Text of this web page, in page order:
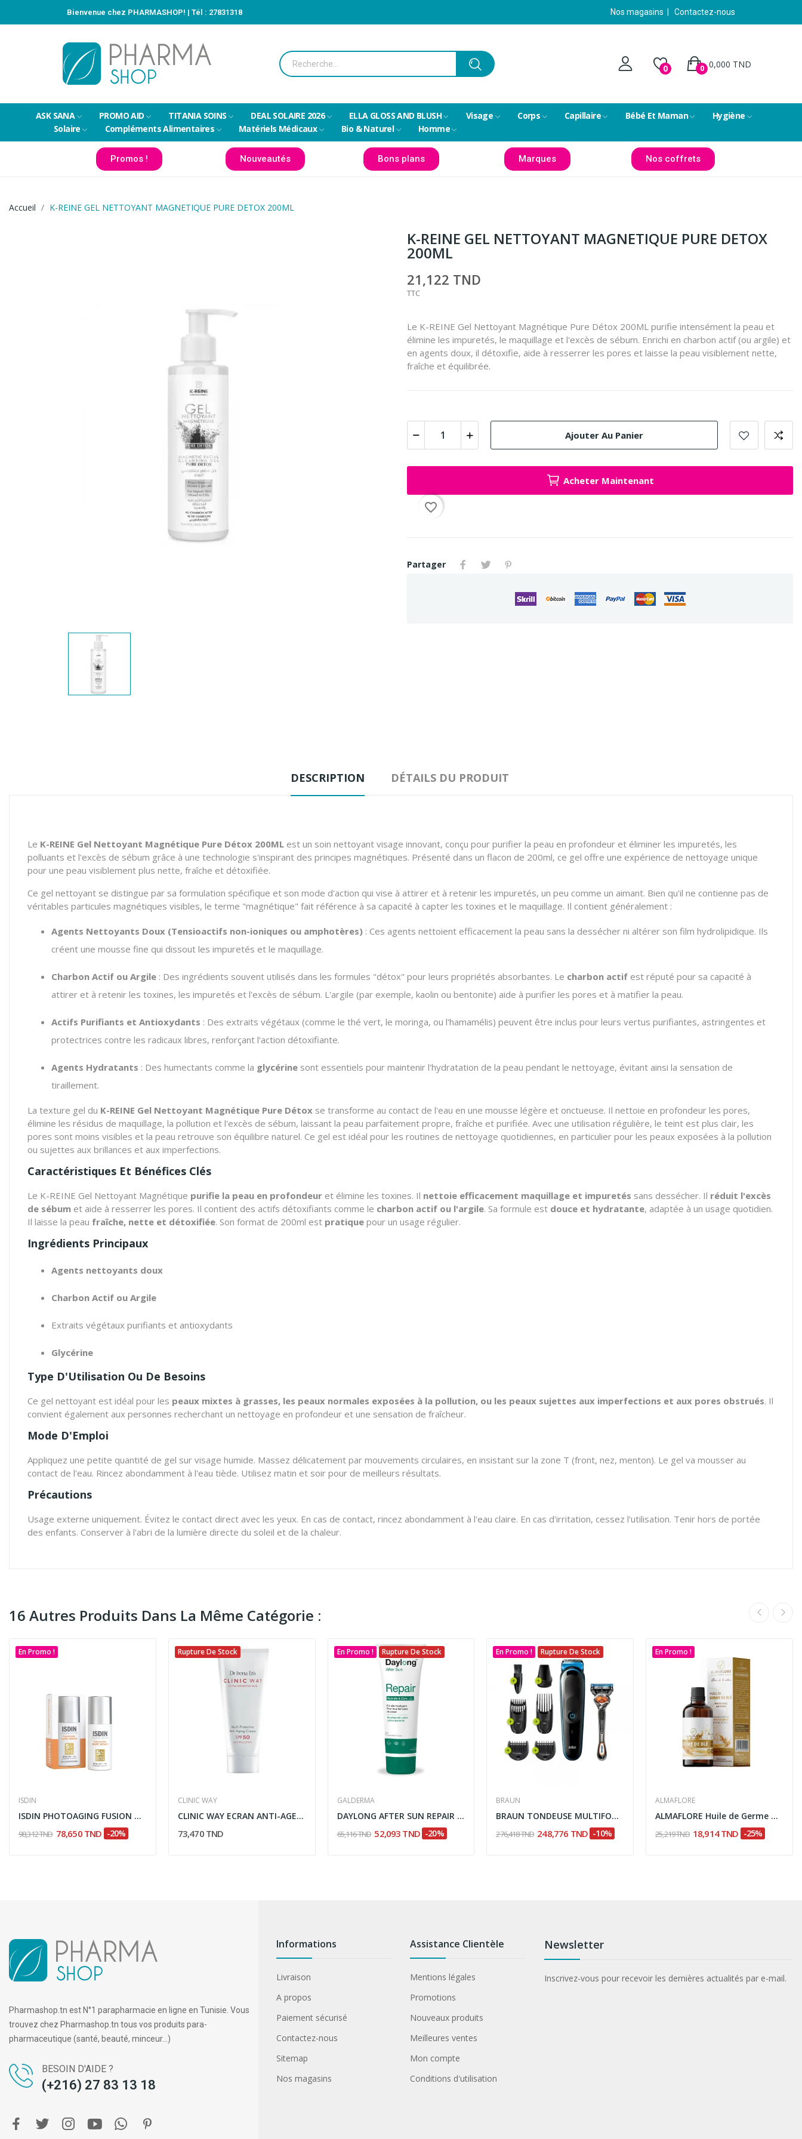
Bienvenue chez PHARMASHOP! | Tél : 27831318 Nos magasins Contactez-nous
0 0,000 TND
0
ASK SANA PROMO AID TITANIA SOINS DEAL SOLAIRE 2026 ELLA GLOSS AND BLUSH Visage Corps Capillaire Bébé Et Maman
Hygiène
Solaire
Compléments Alimentaires Matériels Médicaux Bio & Naturel Homme
Promos ! Nouveautés Bons plans Marques Nos coffrets
Accueil K-REINE GEL NETTOYANT MAGNETIQUE PURE DETOX 200ML
K-REINE GEL NETTOYANT MAGNETIQUE PURE DETOX
200ML
21,122 TND
TTC
Le K-REINE Gel Nettoyant Magnétique Pure Détox 200ML purifie intensément la peau et
élimine les impuretés, le maquillage et l'excès de sébum. Enrichi en charbon actif (ou argile) et
en agents doux, il détoxifie, aide à resserrer les pores et laisse la peau visiblement nette,
fraîche et équilibrée.
Ajouter Au Panier
Acheter Maintenant
favorite_border
Partager
DESCRIPTION DÉTAILS DU PRODUIT
Le K-REINE Gel Nettoyant Magnétique Pure Détox 200ML est un soin nettoyant visage innovant, conçu pour purifier la peau en profondeur et éliminer les impuretés, les
polluants et l'excès de sébum grâce à une technologie s'inspirant des principes magnétiques. Présenté dans un flacon de 200ml, ce gel offre une expérience de nettoyage unique
pour une peau visiblement plus nette, fraîche et détoxifiée.
Ce gel nettoyant se distingue par sa formulation spécifique et son mode d'action qui vise à attirer et à retenir les impuretés, un peu comme un aimant. Bien qu'il ne contienne pas de
véritables particules magnétiques visibles, le terme "magnétique" fait référence à sa capacité à capter les toxines et le maquillage. Il contient généralement :
Agents Nettoyants Doux (Tensioactifs non-ioniques ou amphotères) : Ces agents nettoient efficacement la peau sans la dessécher ni altérer son film hydrolipidique. Ils
créent une mousse fine qui dissout les impuretés et le maquillage.
Charbon Actif ou Argile : Des ingrédients souvent utilisés dans les formules "détox" pour leurs propriétés absorbantes. Le charbon actif est réputé pour sa capacité à
attirer et à retenir les toxines, les impuretés et l'excès de sébum. L'argile (par exemple, kaolin ou bentonite) aide à purifier les pores et à matifier la peau.
Actifs Purifiants et Antioxydants : Des extraits végétaux (comme le thé vert, le moringa, ou l'hamamélis) peuvent être inclus pour leurs vertus purifiantes, astringentes et
protectrices contre les radicaux libres, renforçant l'action détoxifiante.
Agents Hydratants : Des humectants comme la glycérine sont essentiels pour maintenir l'hydratation de la peau pendant le nettoyage, évitant ainsi la sensation de
tiraillement.
La texture gel du K-REINE Gel Nettoyant Magnétique Pure Détox se transforme au contact de l'eau en une mousse légère et onctueuse. Il nettoie en profondeur les pores,
élimine les résidus de maquillage, la pollution et l'excès de sébum, laissant la peau parfaitement propre, fraîche et purifiée. Avec une utilisation régulière, le teint est plus clair, les
pores sont moins visibles et la peau retrouve son équilibre naturel. Ce gel est idéal pour les routines de nettoyage quotidiennes, en particulier pour les peaux exposées à la pollution
ou sujettes aux brillances et aux imperfections.
Caractéristiques Et Bénéfices Clés
Le K-REINE Gel Nettoyant Magnétique purifie la peau en profondeur et élimine les toxines. Il nettoie efficacement maquillage et impuretés sans dessécher. Il réduit l'excès
de sébum et aide à resserrer les pores. Il contient des actifs détoxifiants comme le charbon actif ou l'argile. Sa formule est douce et hydratante, adaptée à un usage quotidien.
Il laisse la peau fraîche, nette et détoxifiée. Son format de 200ml est pratique pour un usage régulier.
Ingrédients Principaux
Agents nettoyants doux
Charbon Actif ou Argile
Extraits végétaux purifiants et antioxydants
Glycérine
Type D'Utilisation Ou De Besoins
Ce gel nettoyant est idéal pour les peaux mixtes à grasses, les peaux normales exposées à la pollution, ou les peaux sujettes aux imperfections et aux pores obstrués. Il
convient également aux personnes recherchant un nettoyage en profondeur et une sensation de fraîcheur.
Mode D'Emploi
Appliquez une petite quantité de gel sur visage humide. Massez délicatement par mouvements circulaires, en insistant sur la zone T (front, nez, menton). Le gel va mousser au
contact de l'eau. Rincez abondamment à l'eau tiède. Utilisez matin et soir pour de meilleurs résultats.
Précautions
Usage externe uniquement. Évitez le contact direct avec les yeux. En cas de contact, rincez abondamment à l'eau claire. En cas d'irritation, cessez l'utilisation. Tenir hors de portée
des enfants. Conserver à l'abri de la lumière directe du soleil et de la chaleur.
16 Autres Produits Dans La Même Catégorie :
En Promo !
ISDIN
ISDIN PHOTOAGING FUSION WATER MAGIC REPAIR...
98,312 TND 78,650 TND -20%
Rupture De Stock
CLINIC WAY
CLINIC WAY ECRAN ANTI-AGE SPF 50 ANTI POLLUTION...
73,470 TND
En Promo ! Rupture De Stock
GALDERMA
DAYLONG AFTER SUN REPAIR 100ML
65,116 TND 52,093 TND -20%
En Promo ! Rupture De Stock
BRAUN
BRAUN TONDEUSE MULTIFONCTIONS 7 EN 1MGK5245
276,418 TND 248,776 TND -10%
En Promo !
ALMAFLORE
ALMAFLORE Huile de Germe de Blé. 50ML
25,219 TND 18,914 TND -25%
Pharmashop.tn est N°1 parapharmacie en ligne en Tunisie. Vous
trouvez chez Pharmashop.tn tous vos produits para-
pharmaceutique (santé, beauté, minceur...)
BESOIN D'AIDE ?
(+216) 27 83 13 18
Informations
Livraison
A propos
Paiement sécurisé
Contactez-nous
Sitemap
Nos magasins
Assistance Clientèle
Mentions légales
Promotions
Nouveaux produits
Meilleures ventes
Mon compte
Conditions d'utilisation
Newsletter
Inscrivez-vous pour recevoir les dernières actualités par e-mail.